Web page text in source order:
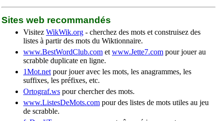
Sites web recommandés
Visitez WikWik.org - cherchez des mots et construisez des
listes à partir des mots du Wiktionnaire.
www.BestWordClub.com et www.Jette7.com pour jouer au
scrabble duplicate en ligne.
1Mot.net pour jouer avec les mots, les anagrammes, les
suffixes, les préfixes, etc.
Ortograf.ws pour chercher des mots.
www.ListesDeMots.com pour des listes de mots utiles au jeu
de scrabble.